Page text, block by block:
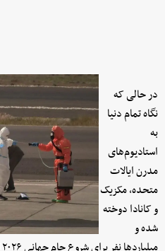
در حالی که
نگاه تمام دنیا
به
استادیوم‌های
مدرن ایالات
متحده، مکزیک
و کانادا دوخته
شده و